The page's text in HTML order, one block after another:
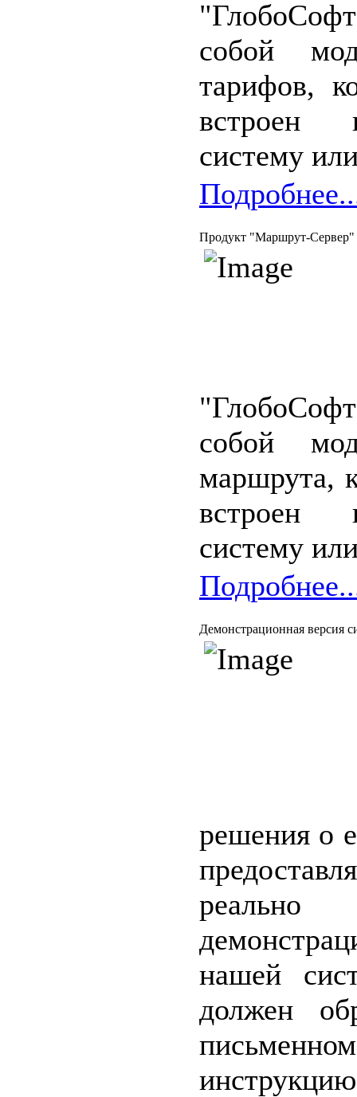
собой
тарифов,
встроен
систему
Продукт "Маршрут-Сервер"
собой
маршрута,
встроен
систему
Демонстрационная версия
решения о
нашей
должен